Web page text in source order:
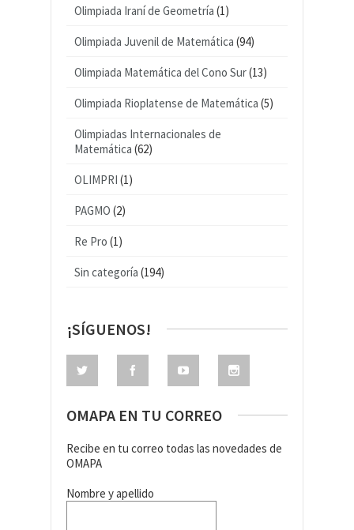
Olimpiada Iraní de Geometría (1)
Olimpiada Juvenil de Matemática (94)
Olimpiada Matemática del Cono Sur(13)
Olimpiada Rioplatense de Matemática (5)
Olimpiadas Internacionales de
Matemática (62)
OLIMPRI (1)
PAGMO (2)
Re Pro (1)
Sin categoría (194)
¡SÍGUENOS!
OMAPA EN TU CORREO
Recibe en tu correo todas las novedades de
OMAPA
Nombre y apellido